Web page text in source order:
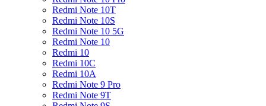
Redmi Note 10T
Redmi Note 10S
Redmi Note 10 5G
Redmi Note 10
Redmi 10
Redmi 10C
Redmi 10A
Redmi Note 9 Pro
Redmi Note 9T